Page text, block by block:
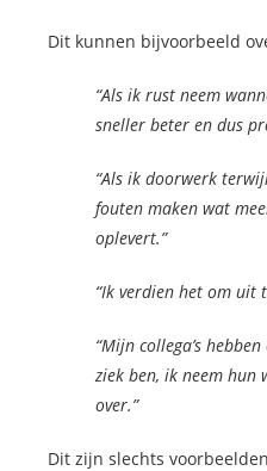
Dit kunnen bijvoorbeeld
“Als ik rust neem
sneller beter en dus
“Als ik doorwerk
fouten maken wat
oplevert.”
“Ik verdien het om uit
“Mijn collega’s
ziek ben, ik neem hun
over.”
Dit zijn slechts